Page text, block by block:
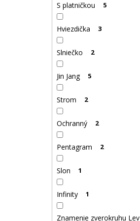
S platničkou 5
Hviezdička 3
Slniečko 2
Jin Jang 5
Strom 2
Ochranný 2
Pentagram 2
Slon 1
Infinity 1
Znamenie zverokruhu Lev